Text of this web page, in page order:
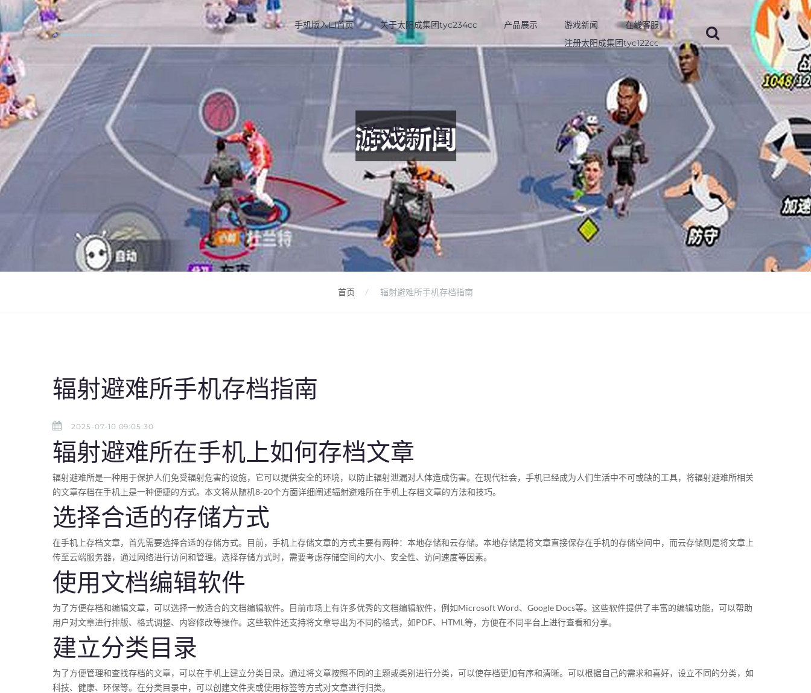
手机版入口首页 关于太阳成集团tyc234cc 产品展示 游戏新闻
在线客服
注册太阳成集团tyc122cc
游戏新闻
首页 辐射避难所手机存档指南
辐射避难所手机存档指南
2025-07-10 09:05:30
辐射避难所在手机上如何存档文章
辐射避难所是一种用于保护人们免受辐射危害的设施，它可以提供安全的环境，以防止辐射泄漏对人体造成伤害。在现代社会，手机已经成为人们生活中不可或缺的工具，将辐射避难所相关
的文章存档在手机上是一种便捷的方式。本文将从随机8-20个方面详细阐述辐射避难所在手机上存档文章的方法和技巧。
选择合适的存储方式
在手机上存档文章，首先需要选择合适的存储方式。目前，手机上存储文章的方式主要有两种：本地存储和云存储。本地存储是将文章直接保存在手机的存储空间中，而云存储则是将文章上
传至云端服务器，通过网络进行访问和管理。选择存储方式时，需要考虑存储空间的大小、安全性、访问速度等因素。
使用文档编辑软件
为了方便存档和编辑文章，可以选择一款适合的文档编辑软件。目前市场上有许多优秀的文档编辑软件，例如Microsoft Word、Google Docs等。这些软件提供了丰富的编辑功能，可以帮助
用户对文章进行排版、格式调整、内容修改等操作。这些软件还支持将文章导出为不同的格式，如PDF、HTML等，方便在不同平台上进行查看和分享。
建立分类目录
为了方便管理和查找存档的文章，可以在手机上建立分类目录。通过将文章按照不同的主题或类别进行分类，可以使存档更加有序和清晰。可以根据自己的需求和喜好，设立不同的分类，如
科技、健康、环保等。在分类目录中，可以创建文件夹或使用标签等方式对文章进行归类。